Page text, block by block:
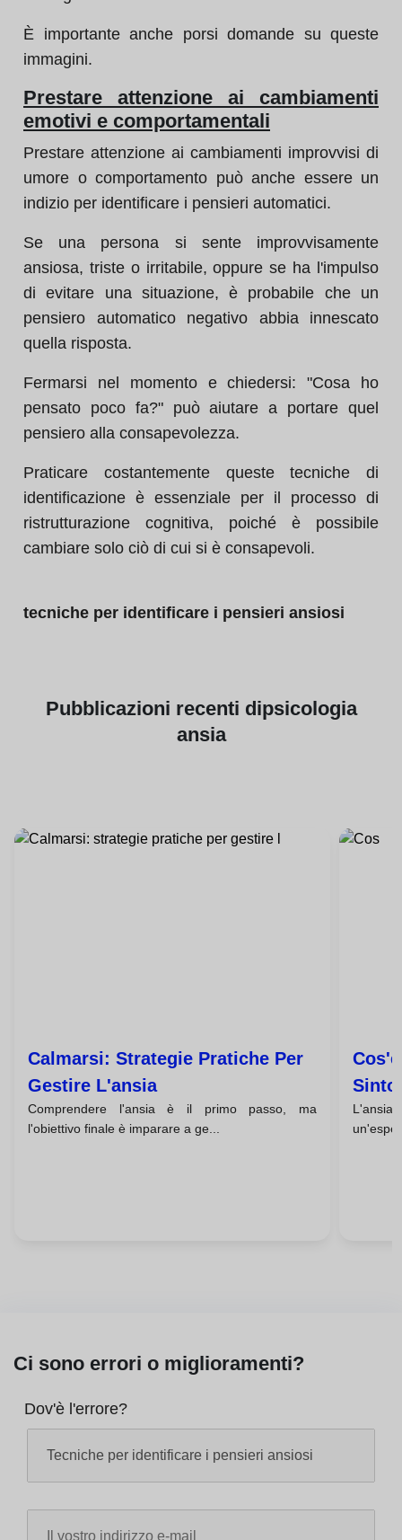
È importante anche porsi domande su queste
immagini.
Prestare attenzione ai cambiamenti
emotivi e comportamentali
Prestare attenzione ai cambiamenti improvvisi di
umore o comportamento può anche essere un
indizio per identificare i pensieri automatici.
Se una persona si sente improvvisamente
ansiosa, triste o irritabile, oppure se ha l'impulso
di evitare una situazione, è probabile che un
pensiero automatico negativo abbia innescato
quella risposta.
Fermarsi nel momento e chiedersi: "Cosa ho
pensato poco fa?" può aiutare a portare quel
pensiero alla consapevolezza.
Praticare costantemente queste tecniche di
identificazione è essenziale per il processo di
ristrutturazione cognitiva, poiché è possibile
cambiare solo ciò di cui si è consapevoli.
tecniche per identificare i pensieri ansiosi
Pubblicazioni recenti dipsicologia
ansia
Calmarsi: Strategie Pratiche Per
Gestire L'ansia
Comprendere l'ansia è il primo passo, ma
l'obiettivo finale è imparare a ge...
Nel
Ci sono errori o miglioramenti?
Dov'è l'errore?